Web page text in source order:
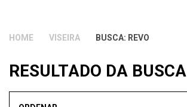
VISEIRA BUSCA: REVO
RESULTADO DA BUSCA